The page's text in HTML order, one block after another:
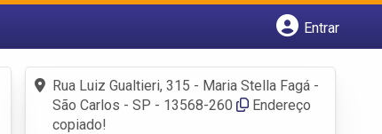
Entrar
Fazer login
Criar conta
Rua Luiz Gualtieri, 315 - Maria Stella Fagá -
São Carlos - SP - 13568-260
Endereço
copiado!